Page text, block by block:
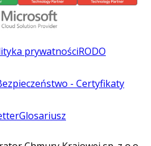
prywatnościRODO
- Certyfikaty
Glosariusz